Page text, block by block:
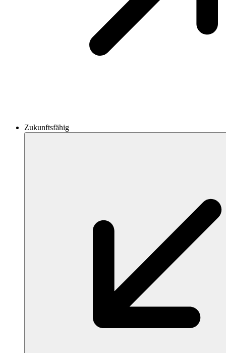
Zukunftsfähig